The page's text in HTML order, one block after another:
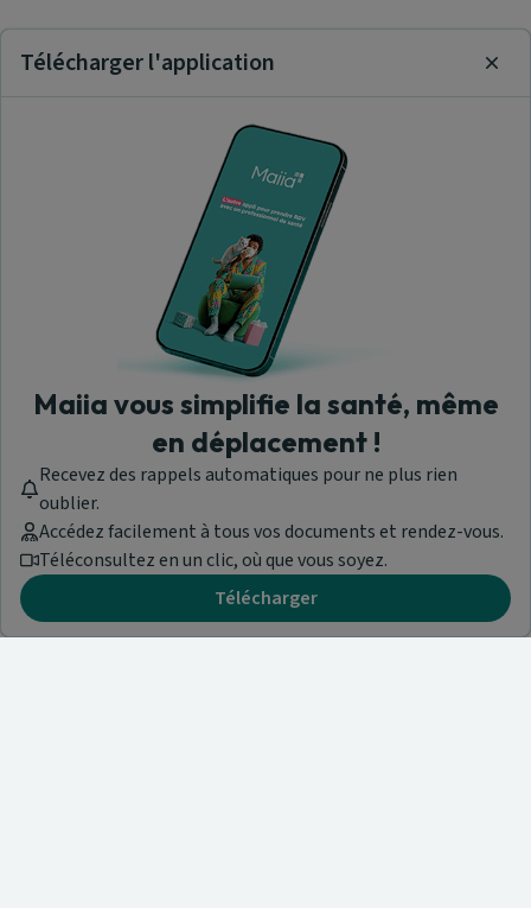
Télécharger l'application
Maiia vous simplifie la santé, même
en déplacement !
Recevez des rappels automatiques pour ne plus rien
oublier.
Accédez facilement à tous vos documents et rendez-vous.
Téléconsultez en un clic, où que vous soyez.
Télécharger